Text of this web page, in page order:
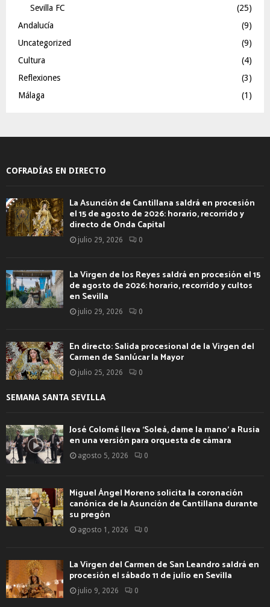
Sevilla FC
(25)
Andalucía
(9)
Uncategorized
(9)
Cultura
(4)
Reflexiones
(3)
Málaga
(1)
COFRADÍAS EN DIRECTO
La Asunción de Cantillana saldrá en procesión
el 15 de agosto de 2026: horario, recorrido y
directo de Onda Capital
julio 29, 2026 0
La Virgen de los Reyes saldrá en procesión el 15
de agosto de 2026: horario, recorrido y cultos
en Sevilla
julio 29, 2026 0
En directo: Salida procesional de la Virgen del
Carmen de Sanlúcar la Mayor
julio 25, 2026 0
SEMANA SANTA SEVILLA
José Colomé lleva ‘Soleá, dame la mano’ a Rusia
en una versión para orquesta de cámara
agosto 5, 2026 0
Miguel Ángel Moreno solicita la coronación
canónica de la Asunción de Cantillana durante
su pregón
agosto 1, 2026 0
La Virgen del Carmen de San Leandro saldrá en
procesión el sábado 11 de julio en Sevilla
julio 9, 2026 0